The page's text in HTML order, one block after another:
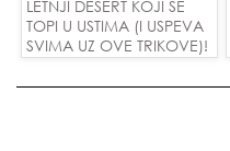
LETNJI DESERT KOJI SE
TOPI U USTIMA (I USPEVA
SVIMA UZ OVE TRIKOVE)!